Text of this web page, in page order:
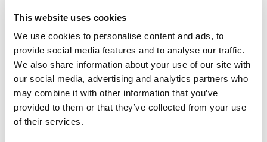
This website uses cookies
We use cookies to personalise content and ads, to
provide social media features and to analyse our traffic.
We also share information about your use of our site with
our social media, advertising and analytics partners who
may combine it with other information that you’ve
provided to them or that they’ve collected from your use
of their services.
Termékinformációk
Műszaki részletek Letöltések
Csiszolótalp Ø 225 mm Mirka® LEROS és LEROS-S számára.